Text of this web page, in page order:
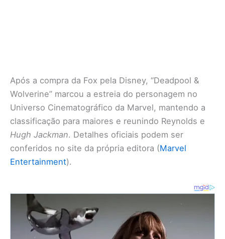
Após a compra da Fox pela Disney, “Deadpool &
Wolverine” marcou a estreia do personagem no
Universo Cinematográfico da Marvel, mantendo a
classificação para maiores e reunindo Reynolds e
Hugh Jackman. Detalhes oficiais podem ser
conferidos no site da própria editora (Marvel
Entertainment).